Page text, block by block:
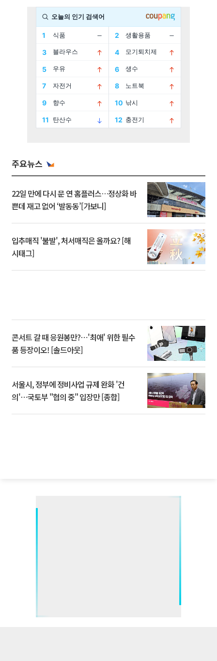
주요뉴스
22일 만에 다시 문 연 홈플러스…정상화 바
쁜데 재고 없어 ‘발동동’[가보니]
입추매직 '불발', 처서매직은 올까요? [해
시태그]
콘서트 갈 때 응원봉만?⋯'최애' 위한 필수
품 등장이오! [솔드아웃]
서울시, 정부에 정비사업 규제 완화 '건
의'⋯국토부 "협의 중" 입장만 [종합]